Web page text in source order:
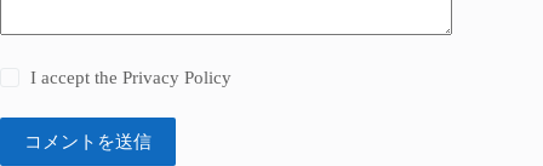
I accept thePrivacy Policy
コメントを送信